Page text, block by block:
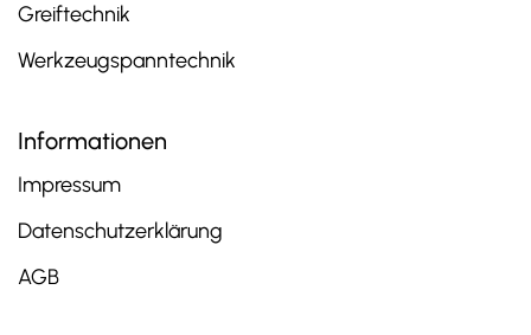
Greiftechnik
Werkzeugspanntechnik
Informationen
Impressum
Datenschutzerklärung
AGB